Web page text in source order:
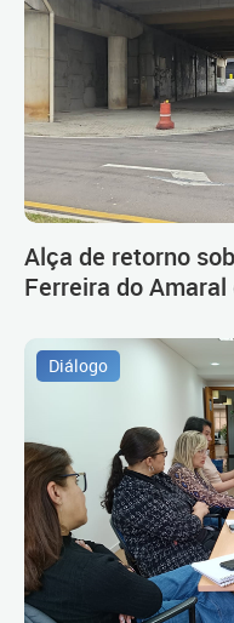
Alça de retorno
Ferreira do
Diálogo